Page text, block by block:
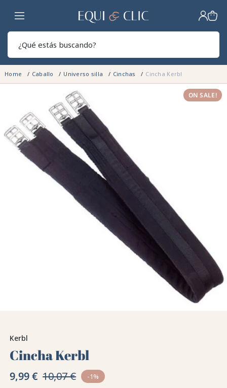
Hogar
Home Caballo Universo silla Cinchas Cincha Kerbl
ON SALE!
Kerbl
Cincha Kerbl
9,99 € 10,07 € -1%